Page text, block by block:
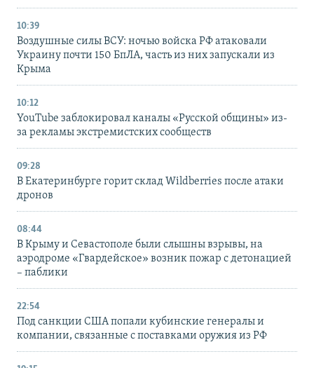
10:39
Воздушные силы ВСУ: ночью войска РФ атаковали
Украину почти 150 БпЛА, часть из них запускали из
Крыма
10:12
YouTube заблокировал каналы «Русской общины» из-
за рекламы экстремистских сообществ
09:28
В Екатеринбурге горит склад Wildberries после атаки
дронов
08:44
В Крыму и Севастополе были слышны взрывы, на
аэродроме «Гвардейское» возник пожар с детонацией
– паблики
22:54
Под санкции США попали кубинские генералы и
компании, связанные с поставками оружия из РФ